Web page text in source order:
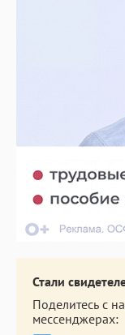
Стали
Поделитесь с
мессенджерах: